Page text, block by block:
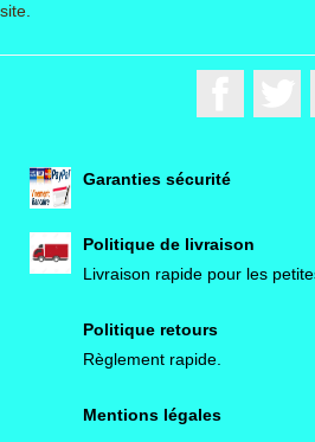
site.
Garanties sécurité
Politique de livraison
Livraison rapide pour les
Politique retours
Règlement rapide.
Mentions légales